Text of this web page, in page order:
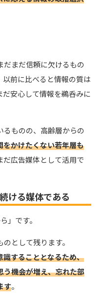
だまだ信頼に欠けるもの
前に比べると情報の質は
安心して情報を鵜呑みに
るものの、高齢層からの
をかけたくない若年層も
だ広告媒体として活用で
ける媒体である
」です。
として残ります。
識することとなるため、
う機会が増え、忘れた部
す。